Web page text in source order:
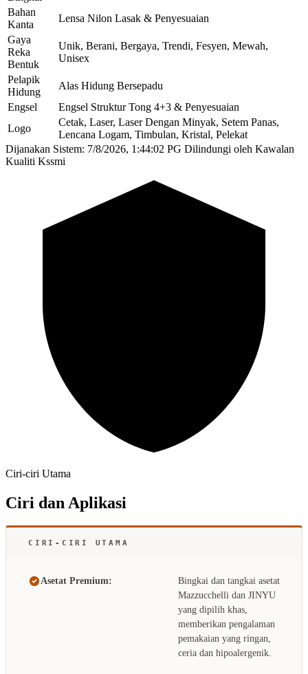
Bahan
Kanta
Lensa Nilon Lasak & Penyesuaian
Gaya
Reka
Bentuk
Unik, Berani, Bergaya, Trendi, Fesyen, Mewah,
Unisex
Pelapik
Hidung
Alas Hidung Bersepadu
Engsel
Engsel Struktur Tong 4+3 & Penyesuaian
Logo
Cetak, Laser, Laser Dengan Minyak, Setem Panas,
Lencana Logam, Timbulan, Kristal, Pelekat
Dijanakan Sistem: 7/8/2026, 1:44:02 PG Dilindungi oleh Kawalan
Kualiti Kssmi
Ciri-ciri Utama
Ciri dan Aplikasi
CIRI-CIRI UTAMA
Asetat Premium:
Bingkai dan tangkai asetat
Mazzucchelli dan JINYU
yang dipilih khas,
memberikan pengalaman
pemakaian yang ringan,
ceria dan hipoalergenik.